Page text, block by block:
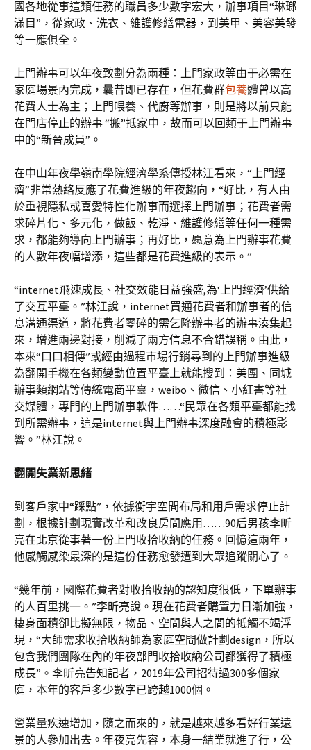
國各地從事這類任務的職員多少數字宏大，辦事項目“琳瑯
滿目”，從家政、洗衣、維護修繕電器，到美甲、美容美發
等一應俱全。
上門辦事可以年夜致劃分為兩種：上門家政等由于必需在
家庭場景內完成，曩昔即已存在，但花費群包養體曾以高
花費人士為主；上門喂養、代廚等辦事，則是將以前只能
在門店停止的辦事 “搬”抵家中，故而可以回類于上門辦事
中的“新晉成員”。
在中山年夜學嶺南學院經濟學系傳授林江看來，“上門經
濟”非常熱絡反應了花費進級的年夜趨向，“好比，有人由
於重視隱私或喜愛特性化辦事而選擇上門辦事；花費者需
求碎片化、多元化，做飯、乾淨、維護修繕等任何一種需
求，都能夠導向上門辦事；再好比，愿意為上門辦事花費
的人數年夜幅增添，這些都是花費進級的表示。”
“internet飛速成長、社交效能日益強盛,為‘上門經濟’供給
了交互平臺。”林江說，internet買通花費者和辦事者的信
息溝通渠道，將花費者零碎的需乞降辦事者的辦事湊集起
來，增進兩邊對接，削減了兩方信息不合錯誤稱。由此，
本來“口口相傳”或經由過程市場行銷尋到的上門辦事進級
為翻開手機在各類變動位置平臺上就能搜到：美團、同城
辦事類網站等傳統電商平臺，weibo、微信、小紅書等社
交媒體，專門的上門辦事軟件……“民眾在各類平臺都能找
到所需辦事，這是internet與上門辦事深度融會的積極影
響。”林江說。
翻開失業新思緒
到客戶家中“踩點”，依據衡宇空間布局和用戶需求停止計
劃，根據計劃現實改革和改良房間應用……90后男孩李昕
亮在北京從事著一份上門收拾收納的任務。回憶這兩年，
他感觸感染最深的是這份任務愈發遭到大眾追蹤關心了。
“幾年前，國際花費者對收拾收納的認知度很低，下單辦事
的人百里挑一。”李昕亮說。現在花費者購置力日漸加強，
棲身面積卻比擬無限，物品、空間與人之間的牴觸不竭浮
現，“大師需求收拾收納師為家庭空間做計劃design，所以
包含我們團隊在內的年夜部門收拾收納公司都獲得了積極
成長”。李昕亮告知記者，2019年公司招待過300多個家
庭，本年的客戶多少數字已跨越1000個。
營業量疾速增加，隨之而來的，就是越來越多看好行業遠
景的人參加出去。年夜亮先容，本身一結業就進了行，公